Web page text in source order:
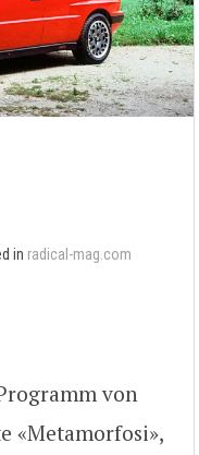
in radical-mag.com
von
«Metamorfosi»,